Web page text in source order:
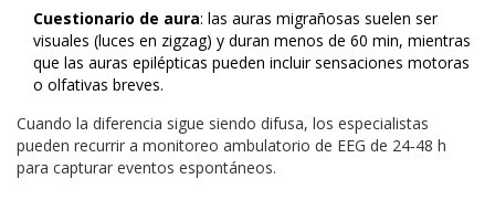
Cuestionario de aura: las auras migrañosas suelen ser
visuales (luces en zigzag) y duran menos de 60 min, mientras
que las auras epilépticas pueden incluir sensaciones motoras
o olfativas breves.
Cuando la diferencia sigue siendo difusa, los especialistas
pueden recurrir a monitoreo ambulatorio de EEG de 24‑48 h
para capturar eventos espontáneos.